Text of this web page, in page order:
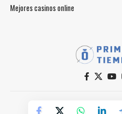
Mejores casinos online